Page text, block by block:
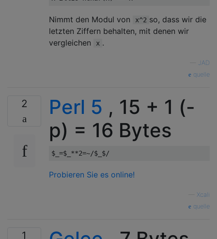
Nimmt den Modul von x^2 so, dass wir die
letzten Ziffern behalten, mit denen wir
vergleichen
x .
JAD
quelle
2 Perl 5 , 15 + 1 (-
p) = 16 Bytes
$_ =$_ **2=~/$_$/
Probieren Sie es online!
Xcali
quelle
1